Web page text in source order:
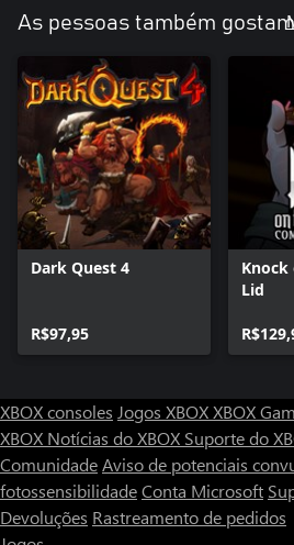
As pessoas também gostam
Dark Quest 4
R$97,95
Lid
XBOX consoles Jogos XBOXXBOX
XBOX Notícias do XBOX Suporte do
ComunidadeAviso de potenciais
fotossensibilidadeConta Microsoft
Devoluções Rastreamento de pedidos